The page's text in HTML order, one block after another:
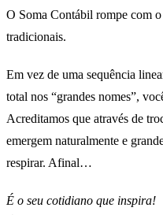
O Soma Contábil rompe com
tradicionais.
Em vez de uma sequência
total nos “grandes nomes”,
Acreditamos que através de
emergem naturalmente e
respirar. Afinal…
É o seu cotidiano que inspira!